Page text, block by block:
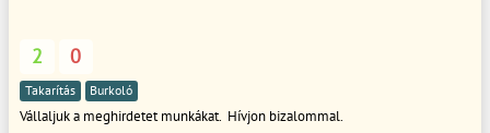
2 0
Takarítás Burkoló
Vállaljuk a meghirdetet munkákat. Hívjon bizalommal.